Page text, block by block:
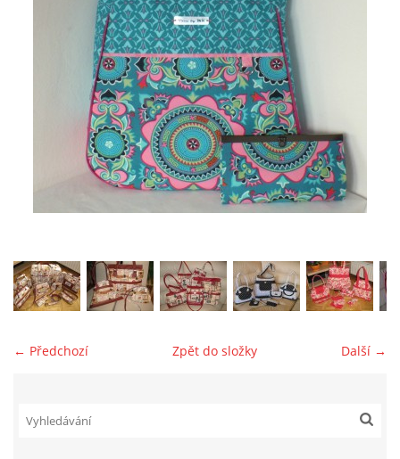
jk-laguna@seznam.cz
© 2025 eStránky.cz
← Předchozí Další →
Zpět do složky